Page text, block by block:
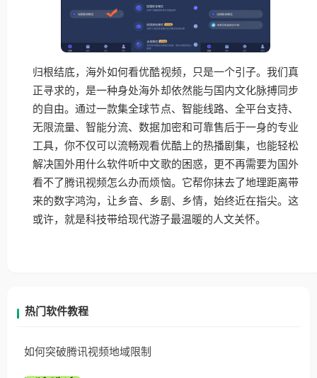
归根结底，海外如何看优酷视频，只是一个引子。我们真
正寻求的，是一种身处海外却依然能与国内文化脉搏同步
的自由。通过一款集全球节点、智能线路、全平台支持、
无限流量、智能分流、数据加密和可靠售后于一身的专业
工具，你不仅可以流畅观看优酷上的热播剧集，也能轻松
解决国外用什么软件听中文歌的困惑，更不再需要为国外
看不了腾讯视频怎么办而烦恼。它帮你抹去了地理距离带
来的数字鸿沟，让乡音、乡剧、乡情，始终近在指尖。这
或许，就是科技带给现代游子最温暖的人文关怀。
热门软件教程
如何突破腾讯视频地域限制